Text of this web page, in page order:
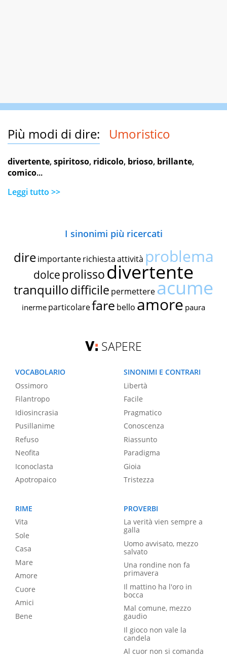
Più modi di dire: Umoristico
divertente,spiritoso, ridicolo, brioso, brillante,
comico...
Leggi tutto >>
I sinonimi più ricercati
dire importante richiestaattività problema
dolce prolissodivertente
tranquillodifficile permettereacume
inerme particolarefare bello amore paura
SAPERE
VOCABOLARIO
Ossimoro
Filantropo
Idiosincrasia
Pusillanime
Refuso
Neofita
Iconoclasta
Apotropaico
SINONIMI E CONTRARI
Libertà
Facile
Pragmatico
Conoscenza
Riassunto
Paradigma
Gioia
Tristezza
RIME
Vita
Sole
Casa
Mare
Amore
Cuore
Amici
Bene
PROVERBI
La verità vien sempre a
galla
Uomo avvisato, mezzo
salvato
Una rondine non fa
primavera
Il mattino ha l'oro in
bocca
Mal comune, mezzo
gaudio
Il gioco non vale la
candela
Al cuor non si comanda